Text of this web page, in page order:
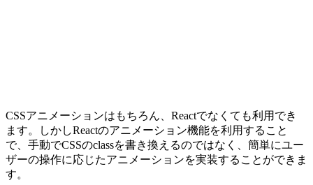
CSSアニメーションはもちろん、Reactでなくても利用でき
ます。しかしReactのアニメーション機能を利用すること
で、手動でCSSのclassを書き換えるのではなく、簡単にユー
ザーの操作に応じたアニメーションを実装することができま
す。